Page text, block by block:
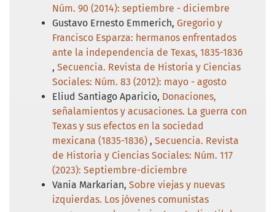
Núm. 90 (2014): septiembre - diciembre
Gustavo Ernesto Emmerich, Gregorio y
Francisco Esparza: hermanos enfrentados
ante la independencia de Texas, 1835-1836
, Secuencia. Revista de Historia y Ciencias
Sociales: Núm. 83 (2012): mayo - agosto
Eliud Santiago Aparicio, Donaciones,
señalamientos y acusaciones. La guerra con
Texas y sus efectos en la sociedad
mexicana (1835-1836) , Secuencia. Revista
de Historia y Ciencias Sociales: Núm. 117
(2023): Septiembre-diciembre
Vania Markarian, Sobre viejas y nuevas
izquierdas. Los jóvenes comunistas